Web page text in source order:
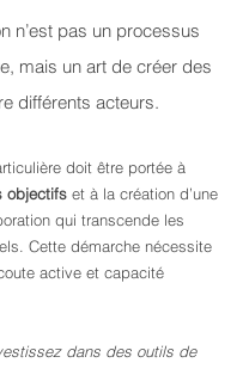
n’est pas un processus
mais un art de créer des
différents acteurs.
doit être portée à
objectifs et à la création d’une
qui transcende les
Cette démarche nécessite
active et capacité
dans des outils de